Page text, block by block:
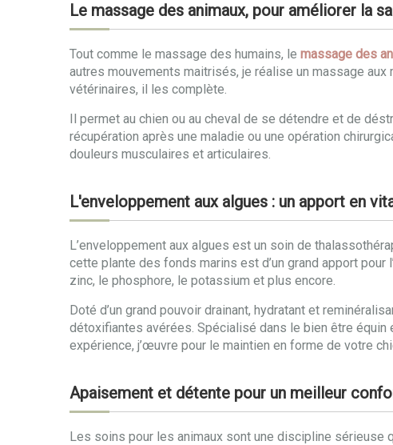
Le massage des animaux, pour améliorer la
Tout comme le massage des humains, le massage des
autres mouvements maitrisés, je réalise un massage
vétérinaires, il les complète.
Il permet au chien ou au cheval de se détendre et de
récupération après une maladie ou une opération
douleurs musculaires et articulaires.
L'enveloppement aux algues : un apport en
L’enveloppement aux algues est un soin de
cette plante des fonds marins est d’un grand apport
zinc, le phosphore, le potassium et plus encore.
Doté d’un grand pouvoir drainant, hydratant et
détoxifiantes avérées. Spécialisé dans le bien être
expérience, j’œuvre pour le maintien en forme de votre
Apaisement et détente pour un meilleur
Les soins pour les animaux sont une discipline sérieuse